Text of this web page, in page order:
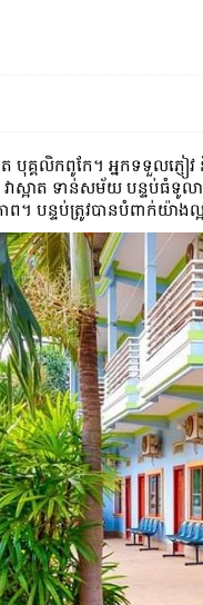
គ្គលិកពូកែ។ អ្នកទទួលភ្ញៀ
អាត ទាន់សម័យ បន្ទប់ធំទូលា
ព។ បន្ទប់ត្រូវបានបំពាក់យ៉ា